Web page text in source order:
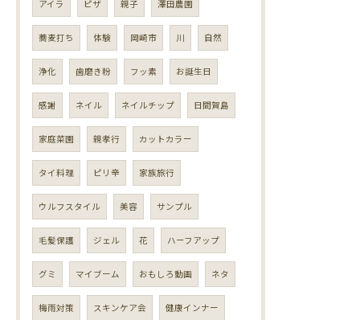
アイラ ピザ 親子 澤田農園
蕎麦打ち 体験 岡崎市 川 自然
浄化 歯磨き粉 フッ素 お誕生日
感謝 ネイル ネイルチップ 日間賀島
家庭菜園 親孝行 カットカラー
タイ料理 ピリ辛 家族旅行
ウルフスタイル 美容 サンプル
毛髪保護 ジェル 花 ハーフアップ
グミ マイブーム おもしろ動画 ネタ
梅雨対策 スキンケア会 健康インナー